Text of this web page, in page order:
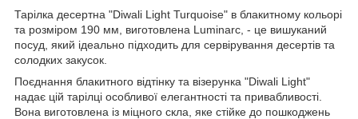
Тарілка десертна "Diwali Light Turquoise" в блакитному кольорі
та розміром 190 мм, виготовлена Luminarc, - це вишуканий
посуд, який ідеально підходить для сервірування десертів та
солодких закусок.
Поєднання блакитного відтінку та візерунка "Diwali Light"
надає цій тарілці особливої елегантності та привабливості.
Вона виготовлена із міцного скла, яке стійке до пошкоджень